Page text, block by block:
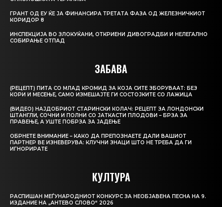
ГРАНТ ОД ЕУ ЌЕ ЈА ФИНАНСИРА ТРЕТАТА ФАЗА ОД ЖЕЛЕЗНИЧКИОТ
КОРИДОР 8
ИНСПЕКЦИЈА ВО ЗЛОКУЌАНИ, ОТКРИЕНИ ДИВОГРАДБИ И НЕЛЕГАЛНО
СОБИРАЊЕ ОТПАД
ЗАБАВА
(РЕЦЕПТ) ПИТА СО МЛАД КРОМИД ЗА КОЈА СИТЕ ЗБОРУВААТ: БЕЗ
КОРИ И МЕСЕЊЕ, САМО ИЗМЕШАЈТЕ ГИ СОСТОЈКИТЕ СО ЛАЖИЦА
(ВИДЕО) НАЈДОБРИОТ СТАРИНСКИ КОЛАЧ: РЕЦЕПТ ЗА ЛОНДОНСКИ
ШТАНГЛИ, СОЧНИ И ПОЛНИ СО ЈАТКАСТИ ПЛОДОВИ – БРЗА ЗА
ПРАВЕЊЕ, А УШТЕ ПОБРЗА ЗА ЈАДЕЊЕ
ОБРНЕТЕ ВНИМАНИЕ – КАКО ДА ПРЕПОЗНАЕТЕ ДАЛИ ВАШИОТ
ПАРТНЕР ВЕ ИЗНЕВЕРУВА: КЛУЧНИ ЗНАЦИ ШТО НЕ ТРЕБА ДА ГИ
ИГНОРИРАТЕ
КУЛТУРА
РАСПИШАН МЕЃУНАРОДНИОТ КОНКУРС ЗА НЕОБЈАВЕНА ПЕСНА НА 9.
ИЗДАНИЕ НА „АНТЕВО СЛОВО“ 2026